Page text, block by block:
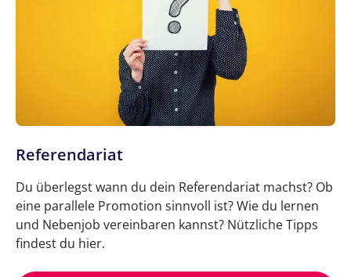
Referendariat
Du überlegst wann du dein Referendariat machst? Ob
eine parallele Promotion sinnvoll ist? Wie du lernen
und Nebenjob vereinbaren kannst? Nützliche Tipps
findest du hier.